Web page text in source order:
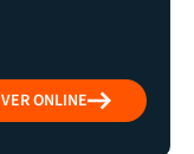
VER ONLINE